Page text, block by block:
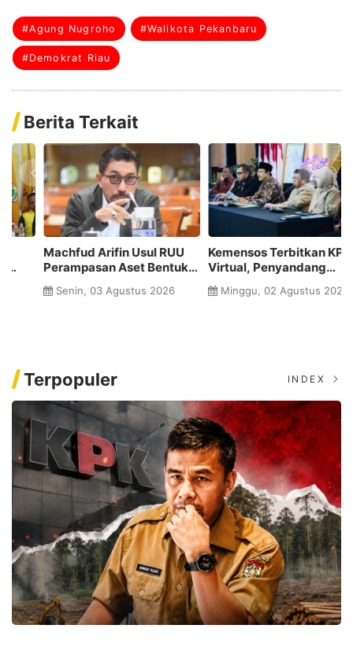
#Agung Nugroho #Walikota Pekanbaru
#Demokrat Riau
Berita Terkait
Machfud Arifin Usul RUU
Perampasan Aset Bentuk
Badan Independen
Pengawas
Senin, 03 Agustus 2026
Kemensos Terbitkan KPD
Virtual, Penyandang
Disabilitas Kini Berhak
Dapat Konsesi Minimal 20
Minggu, 02 Agustus 2026
Terpopuler INDEX